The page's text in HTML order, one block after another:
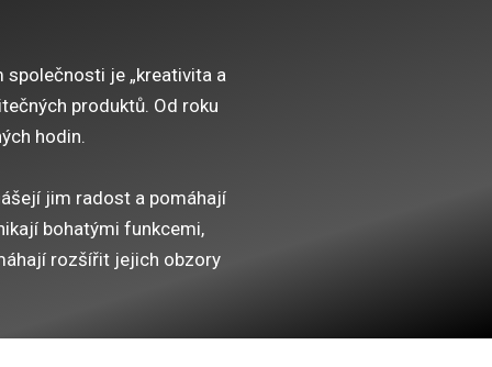
společnosti je „kreativita a
produktů. Od roku
hodin.
jim radost a pomáhají
bohatými funkcemi,
rozšířit jejich obzory